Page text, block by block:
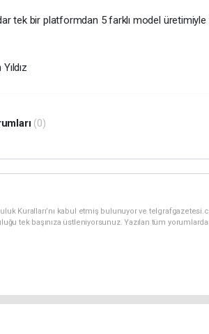
tek bir platformdan 5 farklı model
(0)
Kuralları’nı kabul etmiş bulunuyor ve
tek başınıza üstleniyorsunuz. Yazılan tüm